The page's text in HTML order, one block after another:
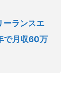
ーランスエ
で月収60万